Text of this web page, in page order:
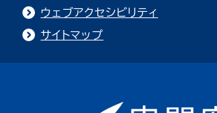
ウェブアクセシビリティ
サイトマップ